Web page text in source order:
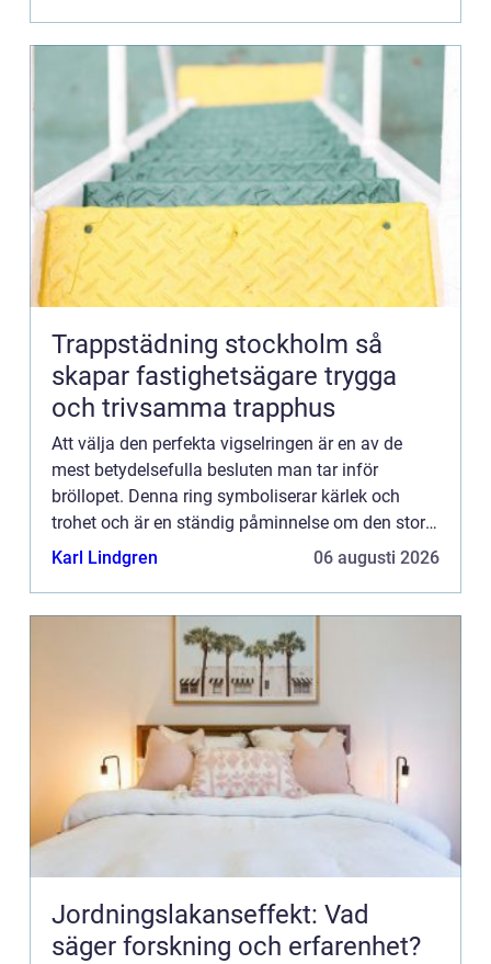
Trappstädning stockholm så
skapar fastighetsägare trygga
och trivsamma trapphus
Att välja den perfekta vigselringen är en av de
mest betydelsefulla besluten man tar inför
bröllopet. Denna ring symboliserar kärlek och
trohet och är en ständig påminnelse om den stora
dagen. I Göteborg,...
Karl Lindgren 06 augusti 2026
Jordningslakanseffekt: Vad
säger forskning och erfarenhet?